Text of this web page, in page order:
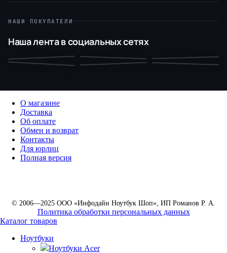
НАШИ ПОКУПАТЕЛИ
Наша лента в социальных сетях
О магазине
Доставка
Об оплате
Обмен и возврат
Контакты
Для юрлиц
Полная версия
© 2006—2025 ООО «Инфодайн Ноутбук Шоп», ИП Романов Р. А.
Политика обработки персональных данных
Каталог товаров
Ноутбуки
Ноутбуки Acer